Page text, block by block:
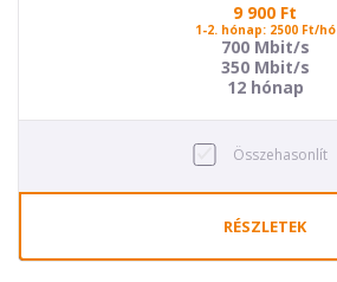
9 900 Ft
1-2. hónap: 2500 Ft/hó
700 Mbit/s
350 Mbit/s
12 hónap
Összehasonlít
RÉSZLETEK